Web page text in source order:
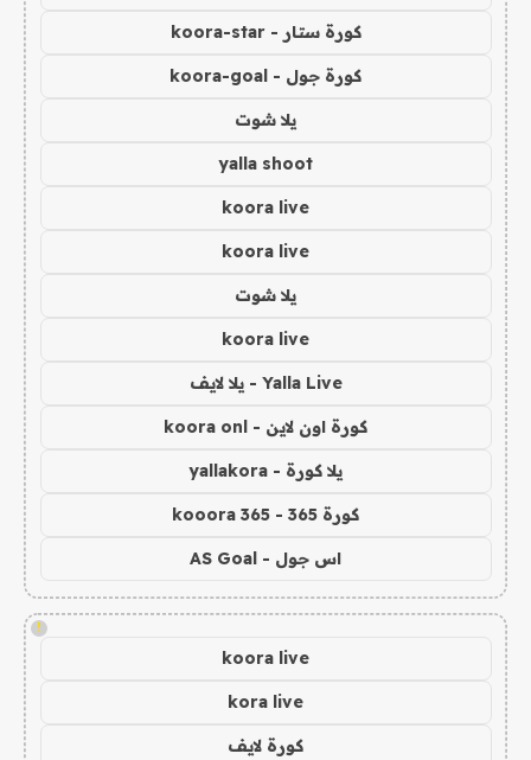
كورة ستار - koora-star
كورة جول - koora-goal
يلا شوت
yalla shoot
koora live
koora live
يلا شوت
koora live
Yalla Live - يلا لايف
كورة اون لاين - koora onl
يلا كورة - yallakora
كورة 365 - kooora 365
اس جول - AS Goal
!
koora live
kora live
كورة لايف